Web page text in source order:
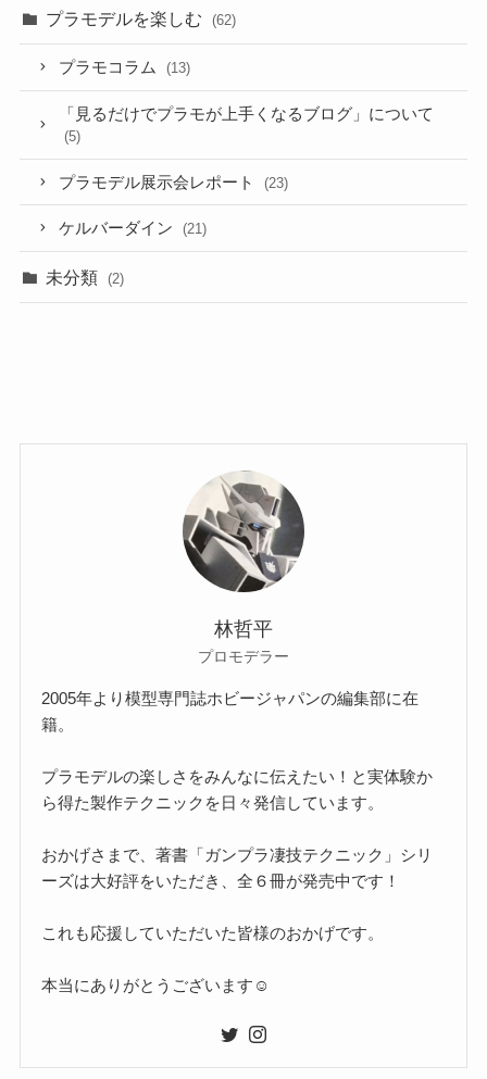
プラモデルを楽しむ (62)
プラモコラム (13)
「見るだけでプラモが上手くなるブログ」について
(5)
プラモデル展示会レポート (23)
ケルバーダイン (21)
未分類 (2)
林哲平
プロモデラー
2005年より模型専門誌ホビージャパンの編集部に在
籍。
プラモデルの楽しさをみんなに伝えたい！と実体験か
ら得た製作テクニックを日々発信しています。
おかげさまで、著書「ガンプラ凄技テクニック」シリ
ーズは大好評をいただき、全６冊が発売中です！
これも応援していただいた皆様のおかげです。
本当にありがとうございます☺